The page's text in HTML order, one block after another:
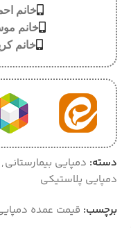
خانم احمدی:
خانم موسوی:
خانم کریمی:
دسته: دمپایی بیمارستانی,
دمپایی پلاستیکی
برچسب: قیمت عمده